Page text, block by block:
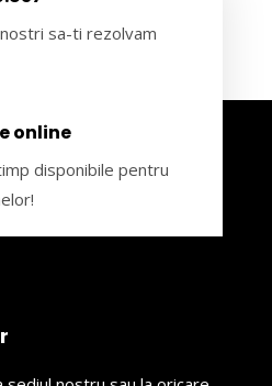
sa-ti rezolvam
online
disponibile pentru